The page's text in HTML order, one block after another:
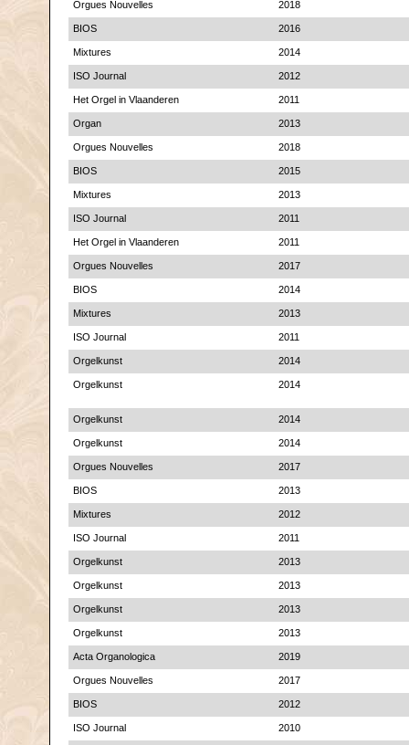
Orgues Nouvelles 2018
BIOS 2016
Mixtures 2014
ISO Journal 2012
Het Orgel in Vlaanderen 2011
Organ 2013
Orgues Nouvelles 2018
BIOS 2015
Mixtures 2013
ISO Journal 2011
Het Orgel in Vlaanderen 2011
Orgues Nouvelles 2017
BIOS 2014
Mixtures 2013
ISO Journal 2011
Orgelkunst 2014
Orgelkunst 2014
Orgelkunst 2014
Orgelkunst 2014
Orgues Nouvelles 2017
BIOS 2013
Mixtures 2012
ISO Journal 2011
Orgelkunst 2013
Orgelkunst 2013
Orgelkunst 2013
Orgelkunst 2013
Acta Organologica 2019
Orgues Nouvelles 2017
BIOS 2012
ISO Journal 2010